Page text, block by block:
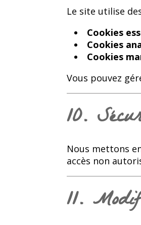
Le site utilise
Cookies
Cookies
Cookies
Vous pouvez
10.
Nous mettons
accès non
11.